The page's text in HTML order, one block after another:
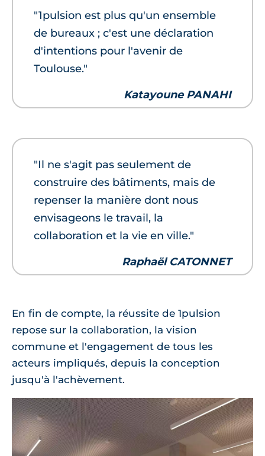
"1pulsion est plus qu'un ensemble
de bureaux ; c'est une déclaration
d'intentions pour l'avenir de
Toulouse."
Katayoune PANAHI
"Il ne s'agit pas seulement de
construire des bâtiments, mais de
repenser la manière dont nous
envisageons le travail, la
collaboration et la vie en ville."
Raphaël CATONNET
En fin de compte, la réussite de 1pulsion
repose sur la collaboration, la vision
commune et l'engagement de tous les
acteurs impliqués, depuis la conception
jusqu'à l'achèvement.